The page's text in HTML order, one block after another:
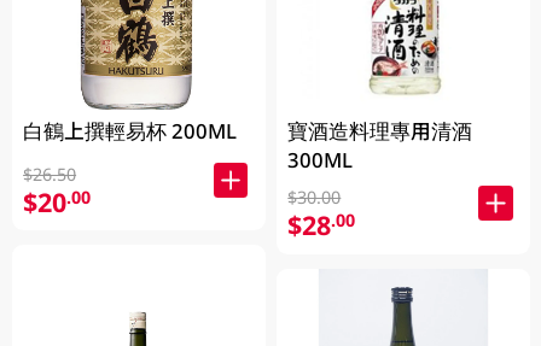
白鶴上撰輕易杯 200ML
$26.50
$20.00
寶酒造料理專用清酒
300ML
$30.00
$28.00